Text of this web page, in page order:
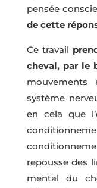
pensée
de cette
Ce travail
cheval, par le
système
en cela que
repousse des
mental du